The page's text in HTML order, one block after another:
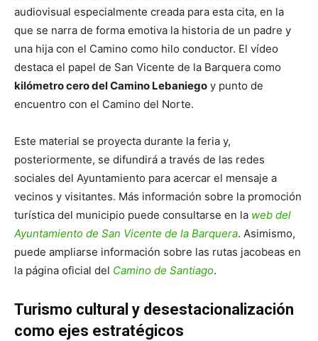
audiovisual especialmente creada para esta cita, en la
que se narra de forma emotiva la historia de un padre y
una hija con el Camino como hilo conductor. El vídeo
destaca el papel de San Vicente de la Barquera como
kilómetro cero del Camino Lebaniego y punto de
encuentro con el Camino del Norte.
Este material se proyecta durante la feria y,
posteriormente, se difundirá a través de las redes
sociales del Ayuntamiento para acercar el mensaje a
vecinos y visitantes. Más información sobre la promoción
turística del municipio puede consultarse en la web del
Ayuntamiento de San Vicente de la Barquera. Asimismo,
puede ampliarse información sobre las rutas jacobeas en
la página oficial del Camino de Santiago.
Turismo cultural y desestacionalización
como ejes estratégicos